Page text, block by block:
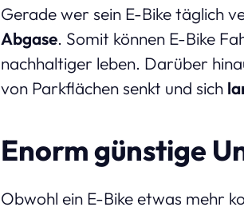
Gerade wer sein E-Bike täglich
Abgase. Somit können E-Bike
nachhaltiger leben. Darüber
von Parkflächen senkt und sich
Enorm günstige
Obwohl ein E-Bike etwas mehr